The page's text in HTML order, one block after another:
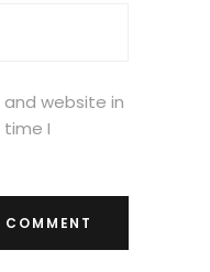
and website in
I